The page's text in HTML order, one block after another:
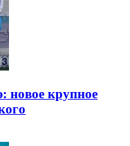
новое крупное